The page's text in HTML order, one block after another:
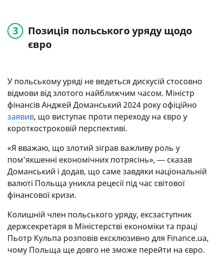
Позиція польського уряду щодо
євро
У польському уряді не ведеться дискусій стосовно
відмови від злотого найближчим часом. Міністр
фінансів Анджей Доманський 2024 року офіційно
заявив, що виступає проти переходу на євро у
короткостроковій перспективі.
«Я вважаю, що злотий зіграв важливу роль у
пом’якшенні економічних потрясінь», ― сказав
Доманський і додав, що саме завдяки національній
валюті Польща уникла рецесії під час світової
фінансової кризи.
Колишній член польського уряду, ексзаступник
держсекретаря в Міністерстві економіки та праці
Пьотр Кульпа розповів ексклюзивно для Finance.ua,
чому Польща ще довго не зможе перейти на євро.